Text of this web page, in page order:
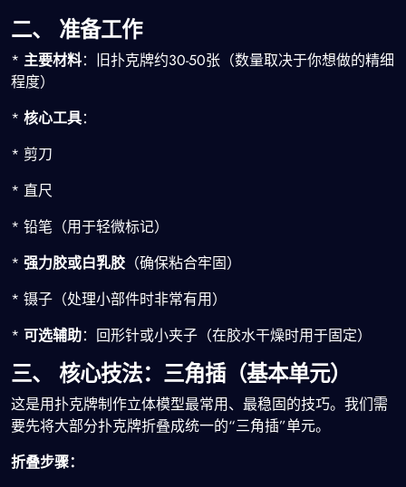
二、 准备工作
* 主要材料：旧扑克牌约30-50张（数量取决于你想做的精细
程度）
* 核心工具：
* 剪刀
* 直尺
* 铅笔（用于轻微标记）
* 强力胶或白乳胶 （确保粘合牢固）
* 镊子（处理小部件时非常有用）
* 可选辅助：回形针或小夹子（在胶水干燥时用于固定）
三、 核心技法：三角插（基本单元）
这是用扑克牌制作立体模型最常用、最稳固的技巧。我们需
要先将大部分扑克牌折叠成统一的“三角插”单元。
折叠步骤：